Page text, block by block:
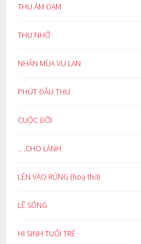
THU ẢM ĐẠM
THU NHỚ
NHÂN MÙA VU LAN
PHÚT ĐẦU THU
CUỘC ĐỜI
…CHO LÀNH
LẺN VÀO RỪNG (hoạ thơ)
LẼ SỐNG
HI SINH TUỔI TRẺ